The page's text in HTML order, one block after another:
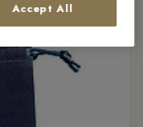
Accept All